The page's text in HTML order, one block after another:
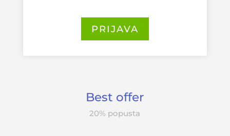
PRIJAVA
Best offer
20% popusta